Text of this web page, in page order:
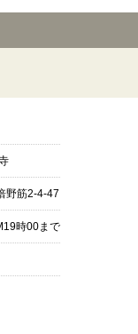
野筋2-4-47
時00まで